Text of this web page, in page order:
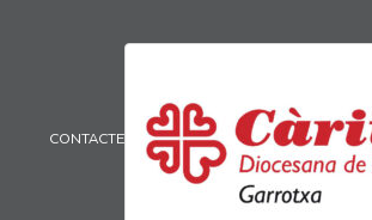
CONTACTE